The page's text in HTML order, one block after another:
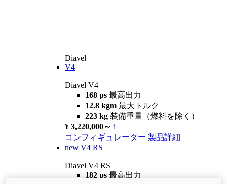
Diavel
V4
Diavel V4
168 ps 最高出力
12.8 kgm 最大トルク
223 kg 装備重量（燃料を除く）
¥ 3,220,000～ i
コンフィギュレーター 製品詳細
new V4 RS
Diavel V4 RS
182 ps 最高出力